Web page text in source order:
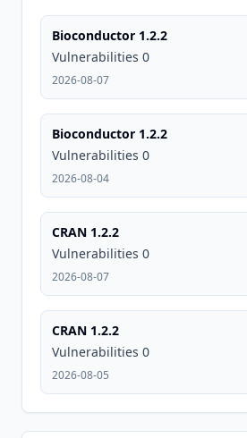
Bioconductor 1.2.2
Vulnerabilities 0
2026-08-07
Bioconductor 1.2.2
Vulnerabilities 0
2026-08-04
CRAN 1.2.2
Vulnerabilities 0
2026-08-07
CRAN 1.2.2
Vulnerabilities 0
2026-08-05